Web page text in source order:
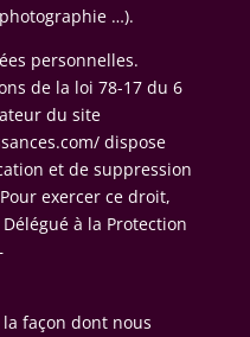
…).
personnelles.
de la loi 78-17 du 6
du site
dispose
et de suppression
exercer ce droit,
à la Protection
façon dont nous